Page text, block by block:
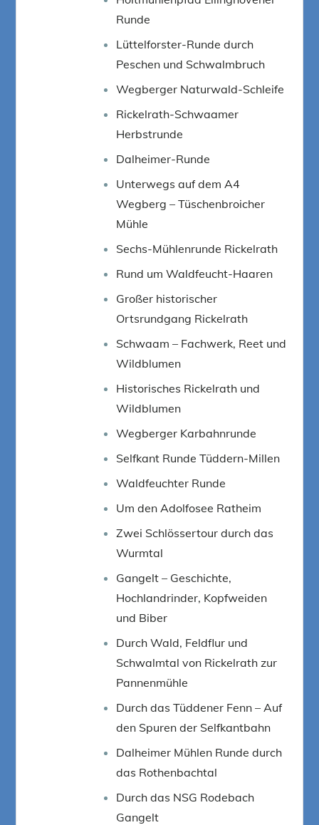
Runde
Lüttelforster-Runde durch
Peschen und Schwalmbruch
Wegberger Naturwald-Schleife
Rickelrath-Schwaamer
Herbstrunde
Dalheimer-Runde
Unterwegs auf dem A4
Wegberg – Tüschenbroicher
Mühle
Sechs-Mühlenrunde Rickelrath
Rund um Waldfeucht-Haaren
Großer historischer
Ortsrundgang Rickelrath
Schwaam – Fachwerk, Reet und
Wildblumen
Historisches Rickelrath und
Wildblumen
Wegberger Karbahnrunde
Selfkant Runde Tüddern-Millen
Waldfeuchter Runde
Um den Adolfosee Ratheim
Zwei Schlössertour durch das
Wurmtal
Gangelt – Geschichte,
Hochlandrinder, Kopfweiden
und Biber
Durch Wald, Feldflur und
Schwalmtal von Rickelrath zur
Pannenmühle
Durch das Tüddener Fenn – Auf
den Spuren der Selfkantbahn
Dalheimer Mühlen Runde durch
das Rothenbachtal
Durch das NSG Rodebach
Gangelt